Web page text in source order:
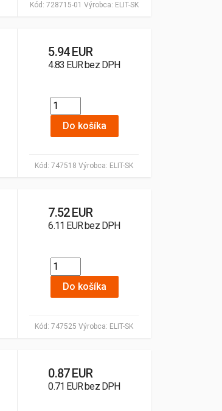
Kód: 728715-01 Výrobca: ELIT-SK
Kód: 747518 Výrobca: ELIT-SK
5.94 EUR
4.83 EUR bez DPH
Do košíka
Kód: 747525 Výrobca: ELIT-SK
7.52 EUR
6.11 EUR bez DPH
Do košíka
0.87 EUR
0.71 EUR bez DPH